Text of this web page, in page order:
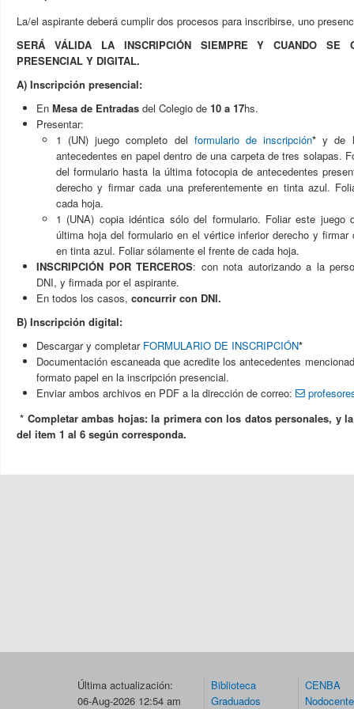
La/el aspirante deberá cumplir dos procesos para inscribirse, uno
SERÁ VÁLIDA LA INSCRIPCIÓN SIEMPRE Y CUANDO SE
PRESENCIAL Y DIGITAL.
A) Inscripción presencial:
En Mesa de Entradas del Colegio de 10 a 17hs.
Presentar:
1 (UN) juego completo del formulario de inscripción* y de
antecedentes en papel dentro de una carpeta de tres solapas.
del formulario hasta la última fotocopia de antecedentes
derecho y firmar cada una preferentemente en tinta azul.
cada hoja.
1 (UNA) copia idéntica sólo del formulario. Foliar este juego
última hoja del formulario en el vértice inferior derecho y firmar
en tinta azul. Foliar sólamente el frente de cada hoja.
INSCRIPCIÓN POR TERCEROS: con nota autorizando a la
DNI, y firmada por el aspirante.
En todos los casos, concurrir con DNI.
B) Inscripción digital:
Descargar y completar FORMULARIO DE INSCRIPCIÓN*
Documentación escaneada que acredite los antecedentes
formato papel en la inscripción presencial.
Enviar ambos archivos en PDF a la dirección de correo:
* Completar ambas hojas: la primera con los datos personales, y
del item 1 al 6 según corresponda.
Última actualización:
06-Aug-2026 12:54 am
Biblioteca
Graduados
CENBA